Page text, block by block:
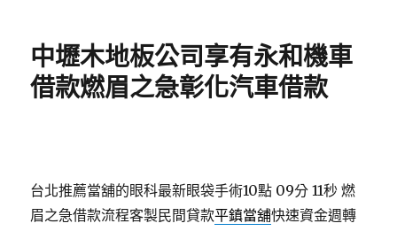
中壢木地板公司享有永和機車
借款燃眉之急彰化汽車借款
台北推薦當舖的眼科最新眼袋手術10點 09分 11秒 燃
眉之急借款流程客製民間貸款平鎮當舖快速資金週轉